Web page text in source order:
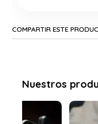
COMPARTIR ESTE